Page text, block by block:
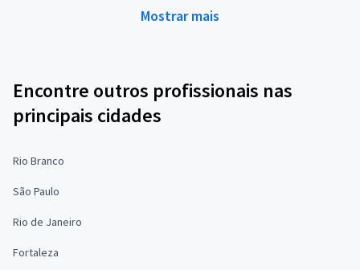
Mostrar mais
Encontre outros profissionais nas
principais cidades
Rio Branco
São Paulo
Rio de Janeiro
Fortaleza